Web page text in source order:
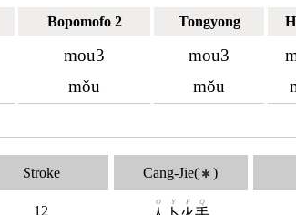
Bopomofo 2 Tongyong
mou3
mǒu
mou3
mǒu
Stroke
12
Cang-Jie( ✱ )
O Y F Q